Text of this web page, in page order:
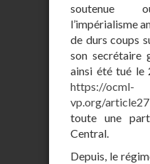
soutenue
l’impérialisme
de durs coups
son secrétaire
ainsi été tué le
https://ocml-
vp.org/
toute une
Central.
Depuis, le